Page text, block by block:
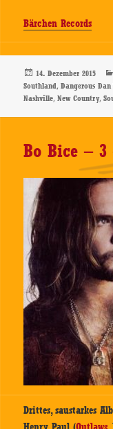
Bärchen Records
Veröffentlicht
am
14. Dezember 2015
Southland,Dangerous Dan
Nashville,New Country,
Bo Bice – 3
Drittes, saustarkes